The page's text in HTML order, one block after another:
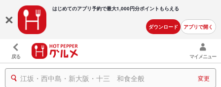
はじめてのアプリ予約で最大1,000円分ポイントもらえる
ダウンロード アプリで開く
戻る マイメニュー
江坂・西中島・新大阪・十三 和食全般 変更